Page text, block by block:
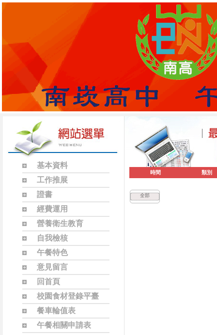
基本資料
工作推展
證書
經費運用
營養衛生教育
自我檢核
午餐特色
意見留言
回首頁
校園食材登錄平臺
餐車輪值表
午餐相關申請表
時間 類別
全部